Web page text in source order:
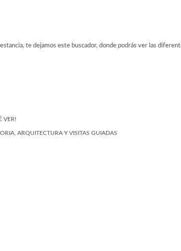
te dejamos este buscador, donde podrás ver las
VER!
ARQUITECTURA Y VISITAS GUIADAS